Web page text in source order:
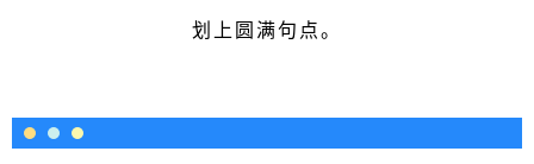
划上圆满句点。